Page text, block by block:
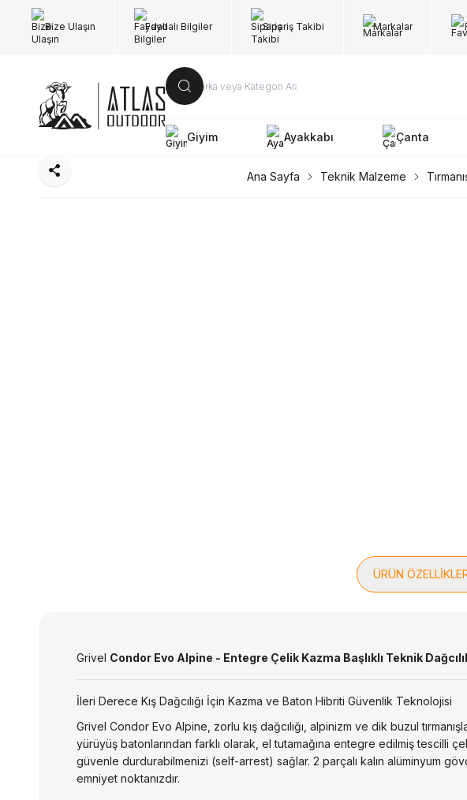
Bize Ulaşın Faydalı Bilgiler Sipariş Takibi Markalar
Giyim Ayakkabı Çanta
Ana Sayfa Teknik Malzeme
Paylaş
ÜRÜN
Grivel Condor Evo Alpine - Entegre Çelik Kazma Başlıklı Teknik
İleri Derece Kış Dağcılığı İçin Kazma ve Baton Hibriti Güvenlik Teknolojisi
Grivel Condor Evo Alpine, zorlu kış dağcılığı, alpinizm ve dik buzul
yürüyüş batonlarından farklı olarak, el tutamağına entegre edilmiş tescilli
güvenle durdurabilmenizi (self-arrest) sağlar. 2 parçalı kalın alüminyum
emniyet noktanızdır.